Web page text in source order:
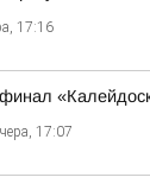
17:16
17:07